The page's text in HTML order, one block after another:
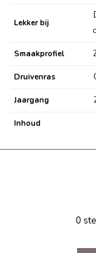
Lekker bij
Smaakprofiel
Druivenras
Jaargang
Inhoud
0